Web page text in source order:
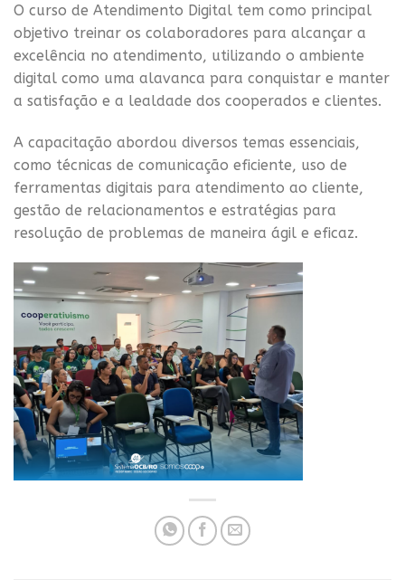
O curso de Atendimento Digital tem como principal
objetivo treinar os colaboradores para alcançar a
excelência no atendimento, utilizando o ambiente
digital como uma alavanca para conquistar e manter
a satisfação e a lealdade dos cooperados e clientes.
A capacitação abordou diversos temas essenciais,
como técnicas de comunicação eficiente, uso de
ferramentas digitais para atendimento ao cliente,
gestão de relacionamentos e estratégias para
resolução de problemas de maneira ágil e eficaz.